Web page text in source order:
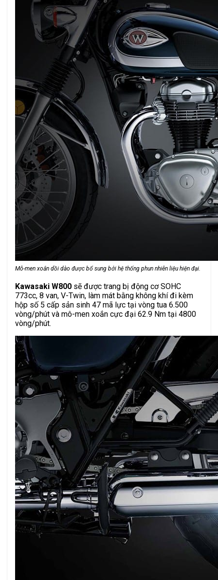
Mô-men xoắn dồi dào được bổ sung bởi hệ thống phun nhiên liệu hiện đại.
Kawasaki W800 sẽ được trang bị động cơ SOHC
773cc, 8 van, V-Twin, làm mát bằng không khí đi kèm
hộp số 5 cấp sản sinh 47 mã lực tại vòng tua 6.500
vòng/phút và mô-men xoắn cực đại 62.9 Nm tại 4800
vòng/phút.